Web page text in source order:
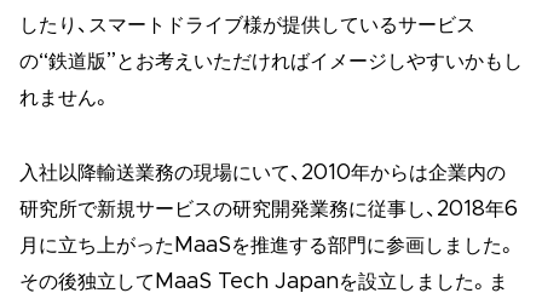
したり、スマートドライブ様が提供しているサービス
の“鉄道版”とお考えいただければイメージしやすいかもし
れません。
入社以降輸送業務の現場にいて、2010年からは企業内の
研究所で新規サービスの研究開発業務に従事し、2018年6
月に立ち上がったMaaSを推進する部門に参画しました。
その後独立してMaaS Tech Japanを設立しました。ま